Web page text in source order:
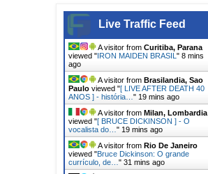
Live Traffic Feed
A visitor from Curitiba, Parana
viewed " IRON MAIDEN BRASIL" 8 mins
ago
A visitor from Brasilandia, Sao
Paulo viewed "[ LIVE AFTER DEATH 40
ANOS ] - história…" 19 mins ago
A visitor from Milan, Lombardia
viewed "[ BRUCE DICKINSON ] - O
vocalista do…" 19 mins ago
A visitor from Rio De Janeiro
viewed "Bruce Dickinson: O grande
currículo, de…" 31 mins ago